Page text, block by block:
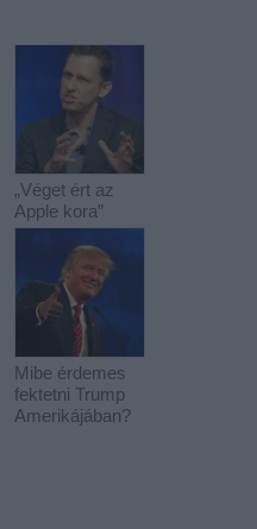
„Véget ért az
Apple kora”
Mibe érdemes
fektetni Trump
Amerikájában?